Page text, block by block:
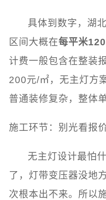
具体到数字，湖
区间大概在每平米
计费一般包含在整装
200元/㎡，无主灯方
普通装修复杂，整体
施工环节：别光看报
无主灯设计最怕
了，灯带变压器没地
次根本出不来。所